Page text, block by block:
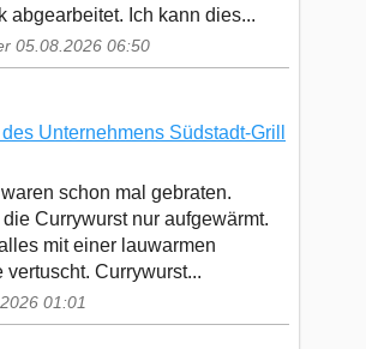
abgearbeitet. Ich kann dies...
05.08.2026 06:50
Unternehmens Südstadt-Grill
schon mal gebraten.
Currywurst nur aufgewärmt.
mit einer lauwarmen
vertuscht. Currywurst...
01:01